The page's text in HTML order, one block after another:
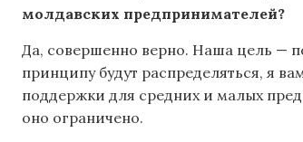
молдавских предпринимателей?
Да, совершенно верно. Наша цель —
принципу будут распределяться, я
поддержки для средних и малых
оно ограничено.